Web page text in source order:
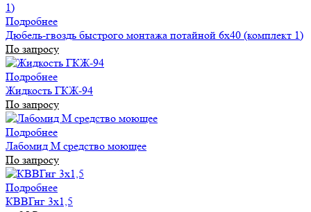
Подробнее
Дюбель-гвоздь быстрого монтажа потайной 6х40 (комплект 1)
По запросу
Подробнее
Жидкость ГКЖ-94
По запросу
Подробнее
Лабомид М средство моющее
По запросу
Подробнее
КВВГнг 3х1,5